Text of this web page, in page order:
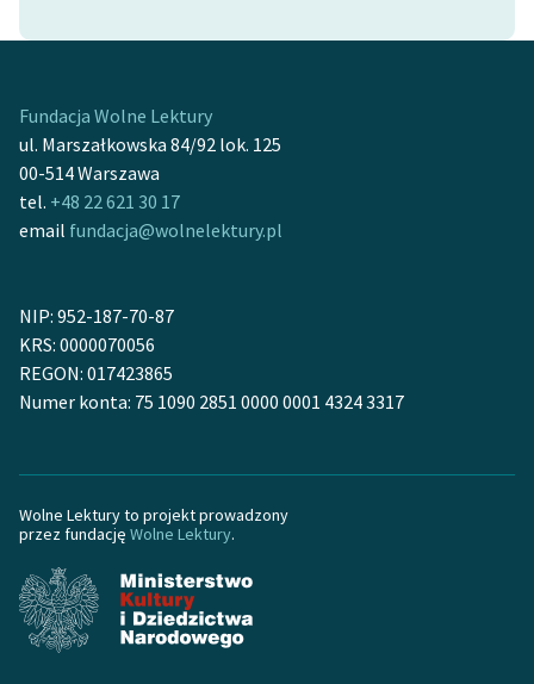
niepełnosprawnościami
Popularyzacja
skandynawskiej literatury
feministycznej
Ręce pełne poezji
do domeny publicznej,
lektur szkolnych oraz
Starego Testamentu
Szkoła Poezji Wolnych
Lektur
Kontakt
O projekcie
Fundacja Wolne Lektury
ul. Marszałkowska 84/92 lok. 125
00-514 Warszawa
tel. +48 22 621 30 17
email fundacja@wolnelektury.pl
NIP: 952-187-70-87
KRS: 0000070056
REGON: 017423865
Numer konta: 75 1090 2851 0000 0001 4324 3317
Wolne Lektury to projekt prowadzony
przez fundację Wolne Lektury.